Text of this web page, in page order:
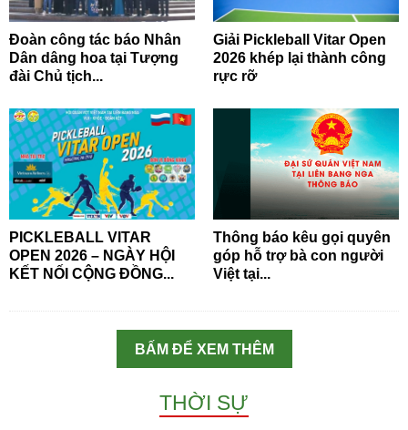
Đoàn công tác báo Nhân
Dân dâng hoa tại Tượng
đài Chủ tịch...
Giải Pickleball Vitar Open
2026 khép lại thành công
rực rỡ
PICKLEBALL VITAR
OPEN 2026 – NGÀY HỘI
KẾT NỐI CỘNG ĐỒNG...
Thông báo kêu gọi quyên
góp hỗ trợ bà con người
Việt tại...
BẤM ĐỂ XEM THÊM
THỜI SỰ